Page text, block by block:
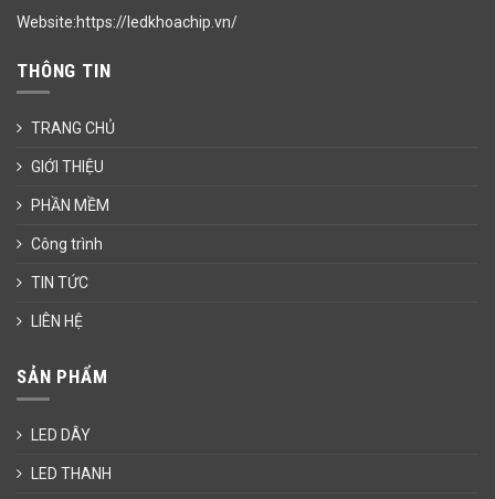
Website:https://ledkhoachip.vn/
THÔNG TIN
TRANG CHỦ
GIỚI THIỆU
PHẦN MỀM
Công trình
TIN TỨC
LIÊN HỆ
SẢN PHẨM
LED DÂY
LED THANH